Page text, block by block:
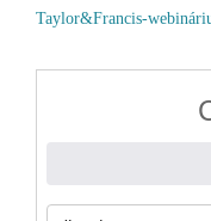
Taylor&Francis-